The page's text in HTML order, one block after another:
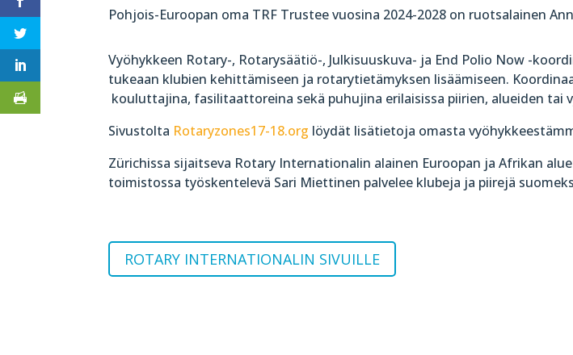
Pohjois-Euroopan oma TRF Trustee vuosina 2024-2028 on ruotsalainen
Vyöhykkeen Rotary-, Rotarysäätiö-, Julkisuuskuva- ja End Polio Now -
tukeaan klubien kehittämiseen ja rotarytietämyksen lisäämiseen.
kouluttajina, fasilitaattoreina sekä puhujina erilaisissa piirien, alueiden tai
Sivustolta Rotaryzones17-18.org löydät lisätietoja omasta
Zürichissa sijaitseva Rotary Internationalin alainen Euroopan ja Afrikan
toimistossa työskentelevä Sari Miettinen palvelee klubeja ja piirejä
ROTARY INTERNATIONALIN SIVUILLE